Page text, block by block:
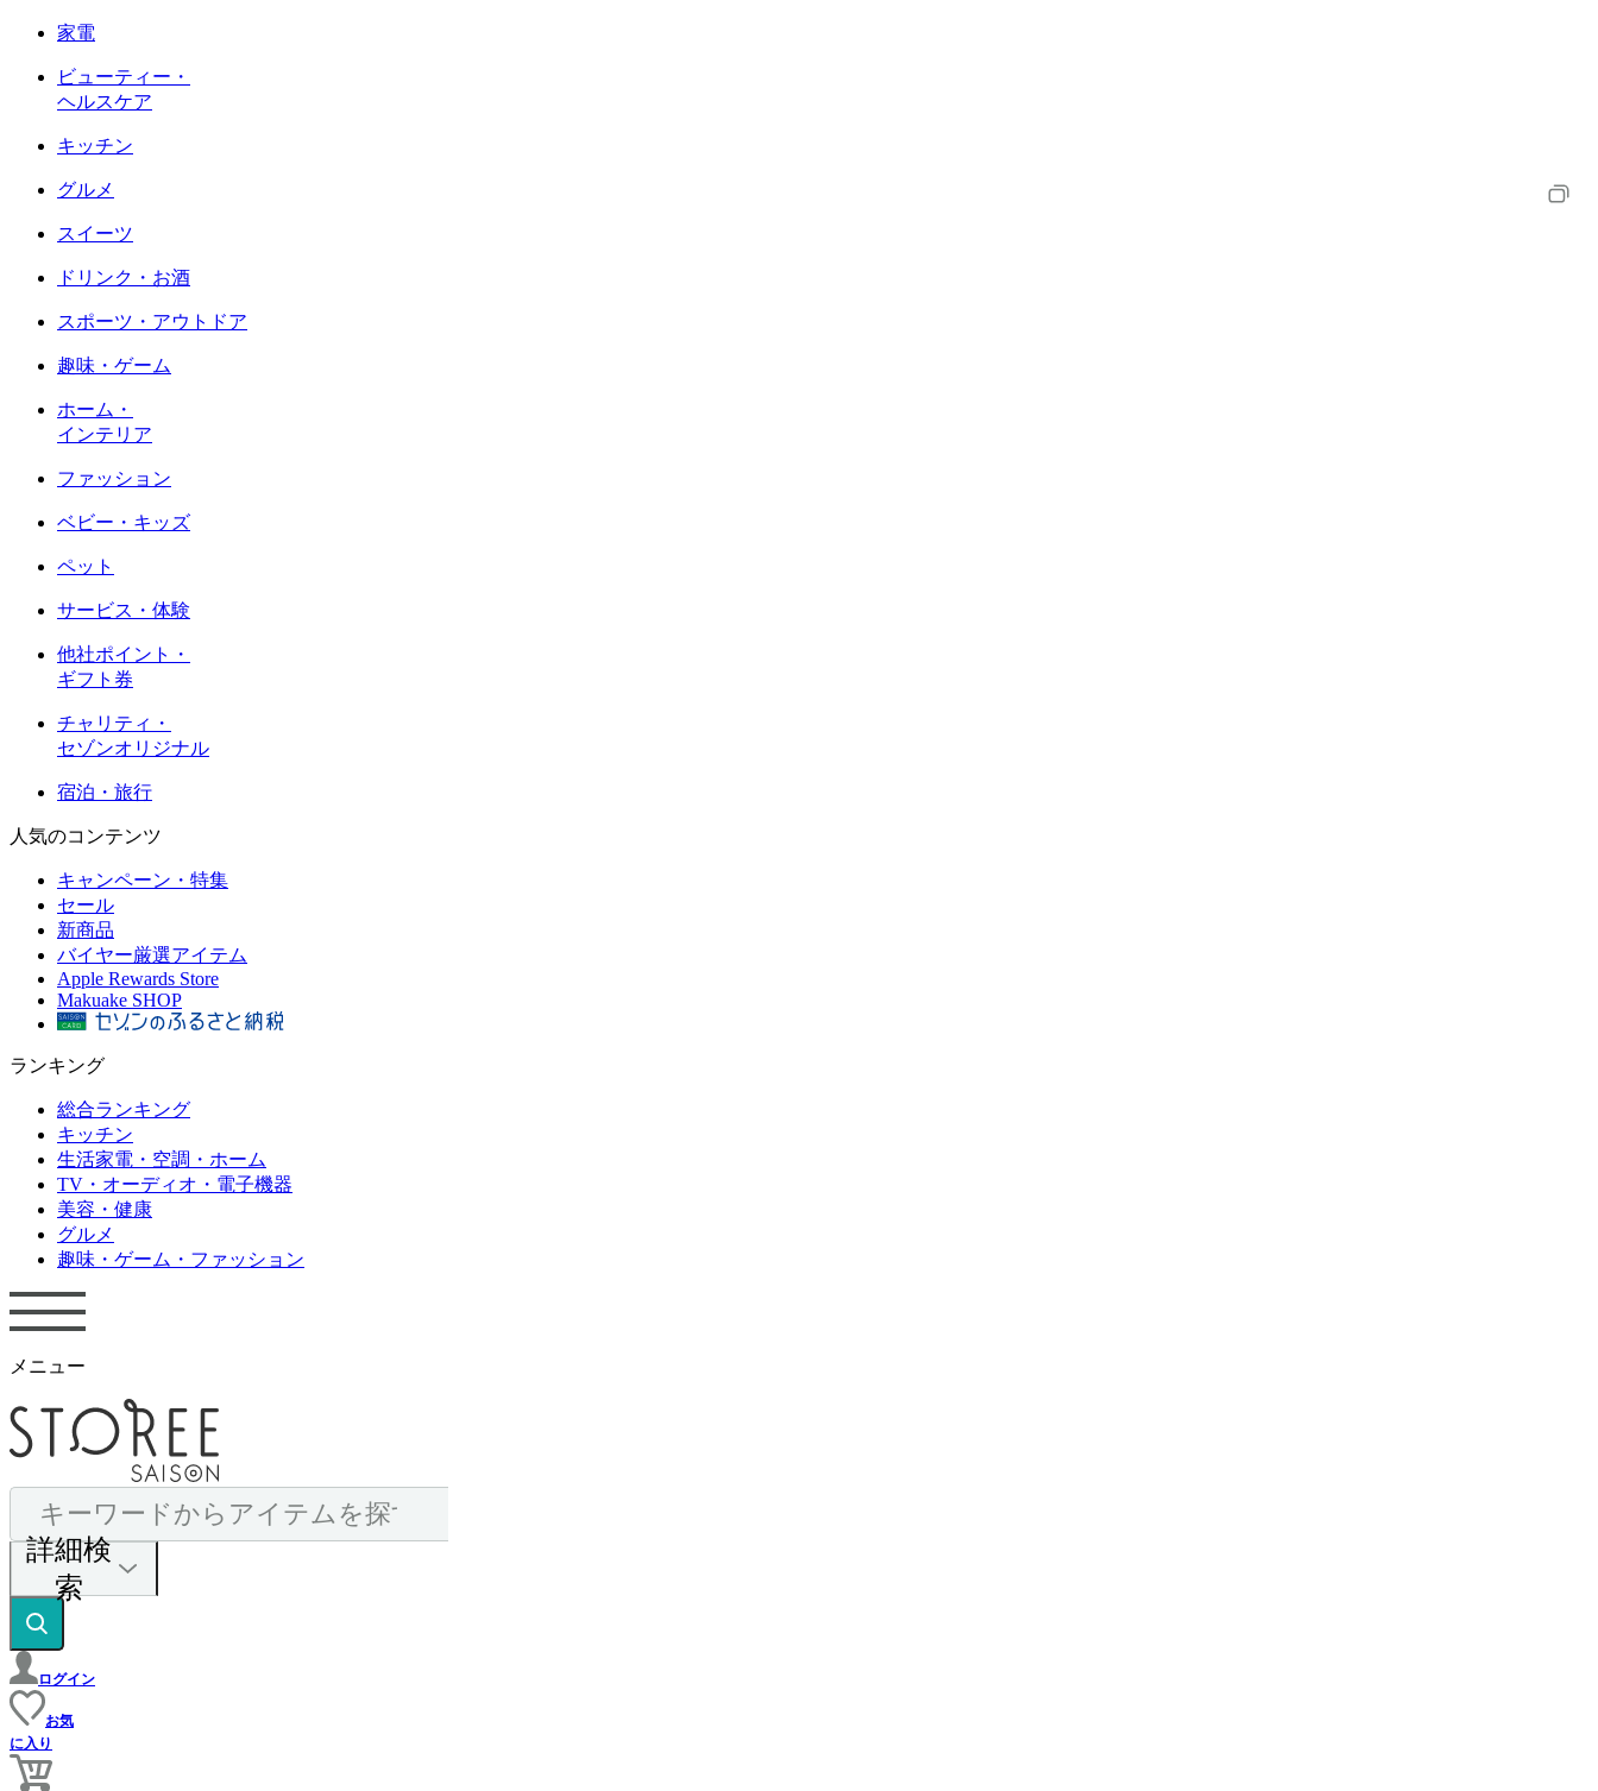
家電
ビューティー・
ヘルスケア
キッチン
グルメ
スイーツ
ドリンク・お酒
スポーツ・アウトドア
趣味・ゲーム
ホーム・
インテリア
ファッション
ベビー・キッズ
ペット
サービス・体験
他社ポイント・
ギフト券
チャリティ・
セゾンオリジナル
宿泊・旅行
人気のコンテンツ
キャンペーン・特集
セール
新商品
バイヤー厳選アイテム
Apple Rewards Store
Makuake SHOP
ランキング
総合ランキング
キッチン
生活家電・空調・ホーム
TV・オーディオ・電子機器
美容・健康
グルメ
趣味・ゲーム・ファッション
メニュー
詳細検
索
ログイン
お気
に入り